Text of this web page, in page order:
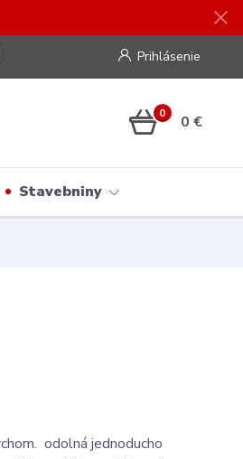
Prihlásenie
0 0 €
Stavebniny
odolná jednoducho